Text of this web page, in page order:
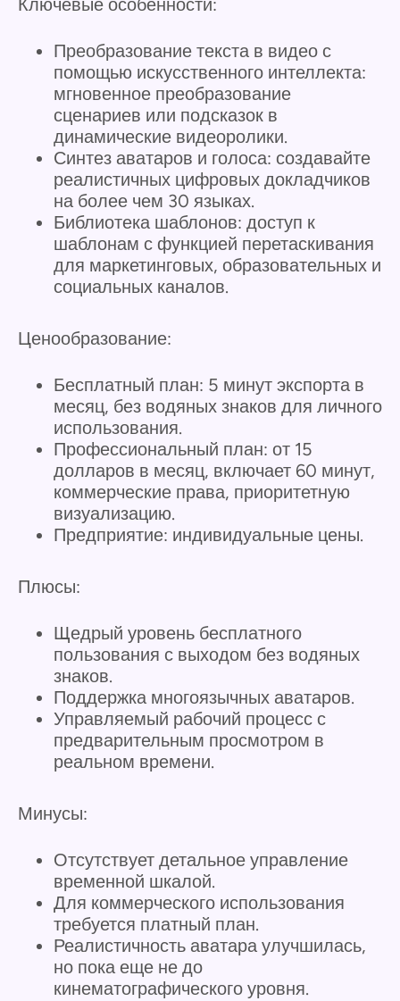
Ключевые особенности:
Преобразование текста в видео с
помощью искусственного интеллекта:
мгновенное преобразование
сценариев или подсказок в
динамические видеоролики.
Синтез аватаров и голоса: создавайте
реалистичных цифровых докладчиков
на более чем 30 языках.
Библиотека шаблонов: доступ к
шаблонам с функцией перетаскивания
для маркетинговых, образовательных и
социальных каналов.
Ценообразование:
Бесплатный план: 5 минут экспорта в
месяц, без водяных знаков для личного
использования.
Профессиональный план: от 15
долларов в месяц, включает 60 минут,
коммерческие права, приоритетную
визуализацию.
Предприятие: индивидуальные цены.
Плюсы:
Щедрый уровень бесплатного
пользования с выходом без водяных
знаков.
Поддержка многоязычных аватаров.
Управляемый рабочий процесс с
предварительным просмотром в
реальном времени.
Минусы:
Отсутствует детальное управление
временной шкалой.
Для коммерческого использования
требуется платный план.
Реалистичность аватара улучшилась,
но пока еще не до
кинематографического уровня.